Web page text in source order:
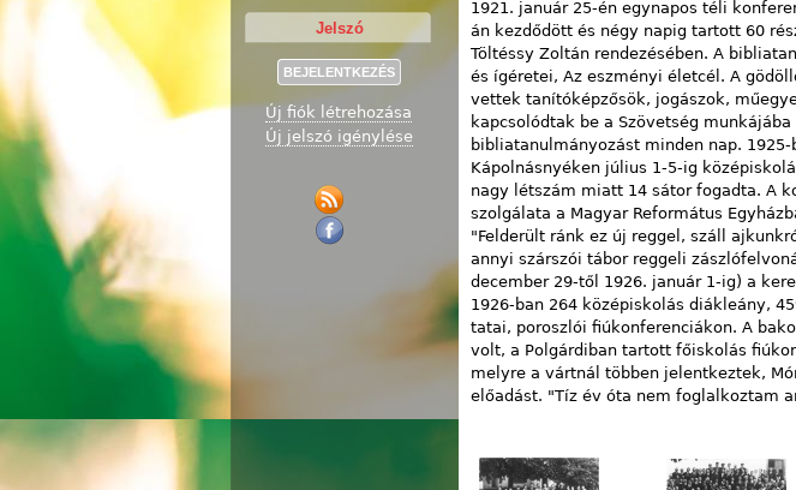
1921. január 25-én egynapos téli
án kezdődött és négy napig tartott 60
Töltéssy Zoltán rendezésében. A
és ígéretei, Az eszményi életcél. A
vettek tanítóképzősök, jogászok,
kapcsolódtak be a Szövetség
bibliatanulmányozást minden nap.
Kápolnásnyéken július 1-5-ig
nagy létszám miatt 14 sátor fogadta. A
szolgálata a Magyar Református
"Felderült ránk ez új reggel, száll
annyi szárszói tábor reggeli
december 29-től 1926. január 1-ig) a
1926-ban 264 középiskolás diákleány,
tatai, poroszlói fiúkonferenciákon. A
volt, a Polgárdiban tartott főiskolás
melyre a vártnál többen jelentkeztek,
előadást. "Tíz év óta nem foglalkoztam
Új fiók létrehozása
Új jelszó igénylése